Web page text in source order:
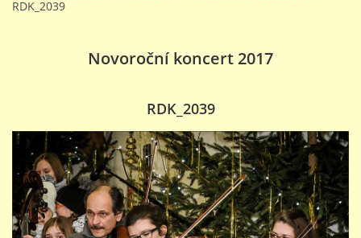
O ŠKOLE
PRO RODIČE
RDK_2039
Novoroční koncert 2017
RDK_2039